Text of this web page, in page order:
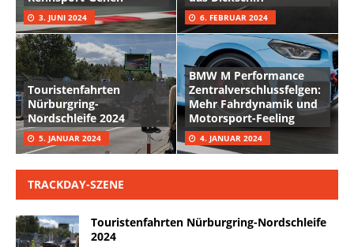
3. JUNI 2024 6. FEBRUAR 2024
Touristenfahrten
Nürburgring-
Nordschleife 2024
5. JANUAR 2024
BMW M Performance
Zentralverschlussfelgen:
Mehr Fahrdynamik und
Motorsport-Feeling
4. JANUAR 2024
TRACKDAY-SZENE
Touristenfahrten Nürburgring-Nordschleife
2024